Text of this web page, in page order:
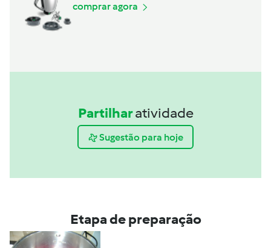
comprar agora
Partilharatividade
Sugestão para hoje
Etapa de preparação